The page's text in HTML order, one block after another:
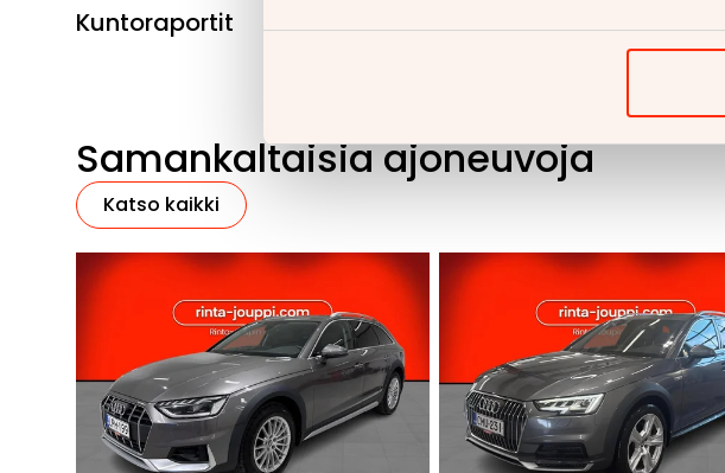
Kuntoraportit
Samankaltaisia ajoneuvoja
Katso kaikki